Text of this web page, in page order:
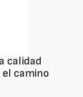
calidad
camino